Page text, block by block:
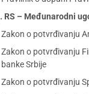
RS – Međunarodni
Zakon o potvrđivanju
Zakon o potvrđivanju
banke Srbije
Zakon o potvrđivanju